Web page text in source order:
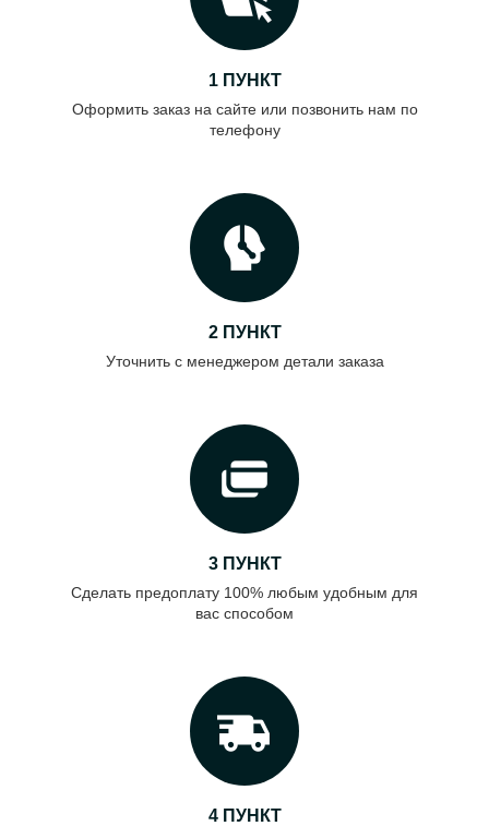
1 ПУНКТ
Оформить заказ на сайте или позвонить нам по
телефону
2 ПУНКТ
Уточнить с менеджером детали заказа
3 ПУНКТ
Сделать предоплату 100% любым удобным для
вас способом
4 ПУНКТ